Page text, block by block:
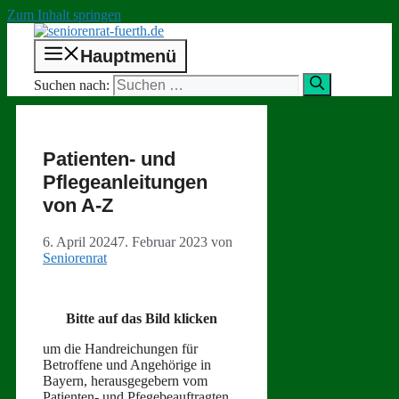
Zum Inhalt springen
Hauptmenü
Suchen nach:
Patienten- und
Pflegeanleitungen
von A‑Z
6. April 20247. Februar 2023 von
Seniorenrat
Bitte auf das Bild klicken
um die Han­dre­ichun­gen für
Betrof­fene und Ange­hörige in
Bay­ern, her­aus­gege­bern vom